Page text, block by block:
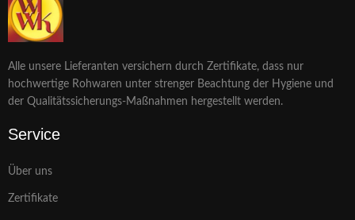
Alle unsere Lieferanten versichern durch Zertifikate, dass nur
hochwertige Rohwaren unter strenger Beachtung der Hygiene und
der Qualitätssicherungs-Maßnahmen hergestellt werden.
Service
Über uns
Zertifikate